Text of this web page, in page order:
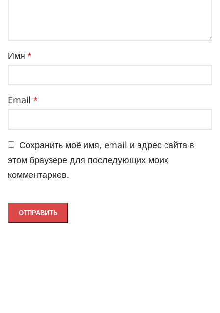
Имя *
Email *
Сохранить моё имя, email и адрес сайта в
этом браузере для последующих моих
комментариев.